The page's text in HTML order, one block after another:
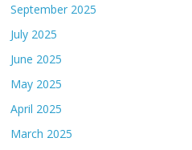
September 2025
July 2025
June 2025
May 2025
April 2025
March 2025